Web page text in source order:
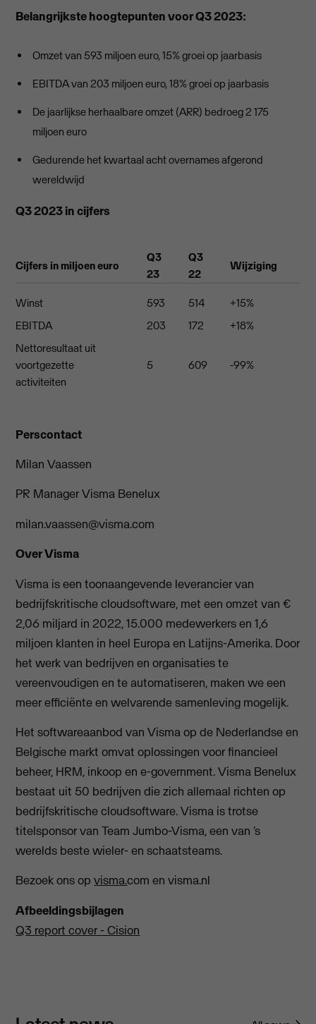
Belangrijkste hoogtepunten voor Q3 2023:
Omzet van 593 miljoen euro, 15% groei op jaarbasis
EBITDA van 203 miljoen euro, 18% groei op jaarbasis
De jaarlijkse herhaalbare omzet (ARR) bedroeg 2 175
miljoen euro
Gedurende het kwartaal acht overnames afgerond
wereldwijd
Q3 2023 in cijfers
Cijfers in miljoen euro
Q3
23
Q3
22
Wijziging
Winst 593 514
+15%
EBITDA
203 172
+18%
Nettoresultaat uit
voortgezette
activiteiten
5 609 -99%
Perscontact
Milan Vaassen
PR Manager Visma Benelux
milan.vaassen@visma.com
Over Visma
Visma is een toonaangevende leverancier van
bedrijfskritische cloudsoftware, met een omzet van €
2,06 miljard in 2022, 15.000 medewerkers en 1,6
miljoen klanten in heel Europa en Latijns-Amerika. Door
het werk van bedrijven en organisaties te
vereenvoudigen en te automatiseren, maken we een
meer efficiënte en welvarende samenleving mogelijk.
Het softwareaanbod van Visma op de Nederlandse en
Belgische markt omvat oplossingen voor financieel
beheer, HRM, inkoop en e-government. Visma Benelux
bestaat uit 50 bedrijven die zich allemaal richten op
bedrijfskritische cloudsoftware. Visma is trotse
titelsponsor van Team Jumbo-Visma, een van ‘s
werelds beste wieler- en schaatsteams.
Bezoek ons opvisma.com en visma.nl
Afbeeldingsbijlagen
Q3 report cover - Cision